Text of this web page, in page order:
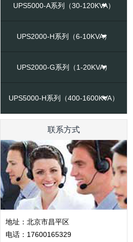
UPS5000-A系列（30-120KVA）
UPS2000-H系列（6-10KVA）
UPS2000-G系列（1-20KVA）
UPS5000-H系列（400-1600KVA）
联系方式
地址：北京市昌平区
电话：17600165329